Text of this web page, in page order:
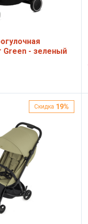
Green - зеленый
Скидка 19%